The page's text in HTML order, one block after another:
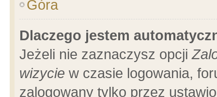
Góra
Dlaczego jestem
Jeżeli nie zaznaczysz opcji
wizycie w czasie logowania,
zalogowany tylko przez